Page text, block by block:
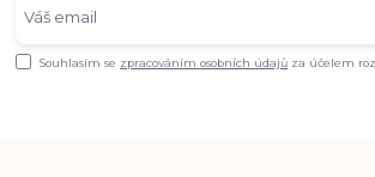
Souhlasím se zpracováním osobních údajů za účelem